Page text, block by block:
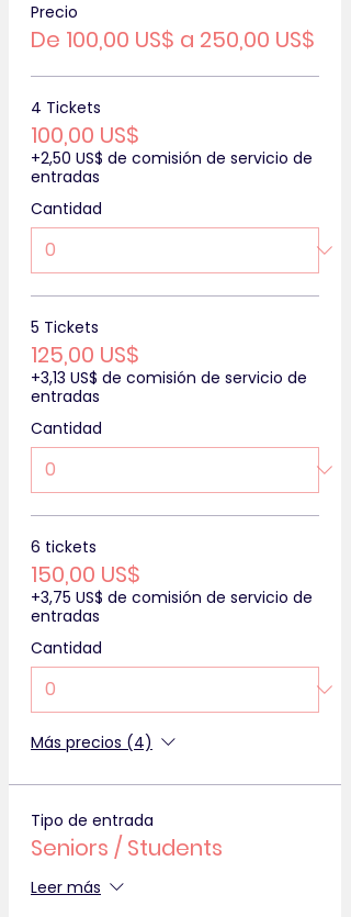
Precio
De 100,00 US$ a 250,00 US$
4 Tickets
100,00 US$
+2,50 US$ de comisión de servicio de
entradas
Cantidad
5 Tickets
125,00 US$
+3,13 US$ de comisión de servicio de
entradas
Cantidad
6 tickets
150,00 US$
+3,75 US$ de comisión de servicio de
entradas
Cantidad
Más precios (4)
Tipo de entrada
Seniors / Students
Leer más